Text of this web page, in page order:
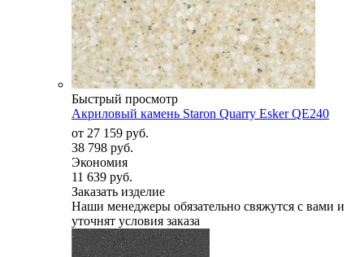
Быстрый просмотр
Акриловый камень Staron Quarry Esker QE240
от 27 159 руб.
38 798 руб.
Экономия
11 639 руб.
Заказать изделие
Наши менеджеры обязательно свяжутся с вами и
уточнят условия заказа